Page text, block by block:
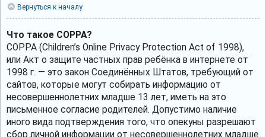
Вернуться к началу
Что такое COPPA?
COPPA (Children’s Online Privacy Protection Act of 1998),
или Акт о защите частных прав ребёнка в интернете от
1998 г. — это закон Соединённых Штатов, требующий от
сайтов, которые могут собирать информацию от
несовершеннолетних младше 13 лет, иметь на это
письменное согласие родителей. Допустимо наличие
иного вида подтверждения того, что опекуны разрешают
сбор личной информации от несовершеннолетних младше